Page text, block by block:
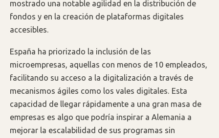
mostrado una notable agilidad en la distribución de
fondos y en la creación de plataformas digitales
accesibles.
España ha priorizado la inclusión de las
microempresas, aquellas con menos de 10 empleados,
facilitando su acceso a la digitalización a través de
mecanismos ágiles como los vales digitales. Esta
capacidad de llegar rápidamente a una gran masa de
empresas es algo que podría inspirar a Alemania a
mejorar la escalabilidad de sus programas sin